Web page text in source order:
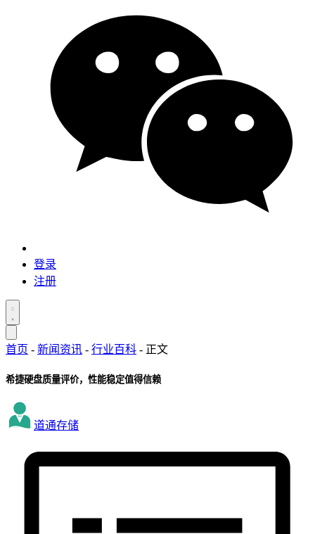
登录
注册
首页 - 新闻资讯 - 行业百科 - 正文
希捷硬盘质量评价，性能稳定值得信赖
道通存储